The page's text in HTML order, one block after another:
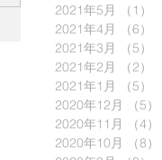
2021年5月
（1）
2021年4月
（6）
2021年3月
（5）
2021年2月
（2）
2021年1月
（5）
2020年12月
（5）
2020年11月
（4）
2020年10月
（8）